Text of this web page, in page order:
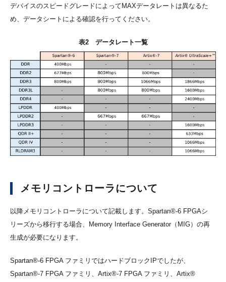
デバイスのスピードグレードによってMAXデータレートは異なるた
め、データシートによる確認を行ってください。
表2 データレート一覧
メモリコントローラについて
以降メモリコントローラについて記載します。Spartan®-6 FPGAシ
リーズから移行する場合、Memory Interface Generator（MIG）の再
生成が必要になります。
Spartan®-6 FPGA ファミリではハードブロックIPでしたが、
Spartan®-7 FPGA ファミリ、Artix®-7 FPGA ファミリ、Artix®